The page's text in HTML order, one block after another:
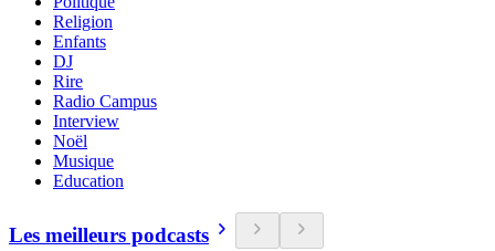
Religion
Enfants
DJ
Rire
Radio Campus
Interview
Noël
Musique
Education
Les meilleurs podcasts